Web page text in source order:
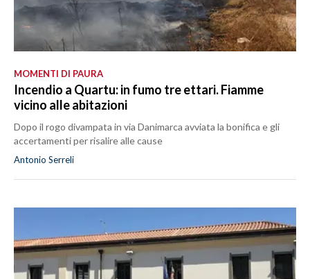
MOMENTI DI PAURA
Incendio a Quartu: in fumo tre ettari. Fiamme
vicino alle abitazioni
Dopo il rogo divampata in via Danimarca avviata la bonifica e gli
accertamenti per risalire alle cause
Antonio Serreli